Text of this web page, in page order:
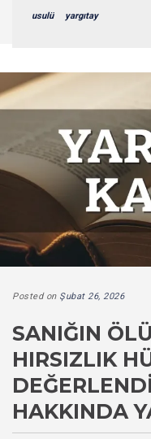
usulü yargıtay
Posted on Şubat 26, 2026
SANIĞIN
HIRSIZLIK
HAKKINDA